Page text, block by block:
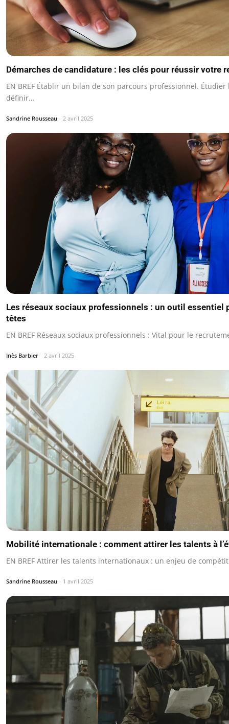
Démarches de candidature : les clés pour réussir votre
EN BREF Établir un bilan de son parcours professionnel. Étudier
définir…
Sandrine Rousseau 2 avril 2025
Les réseaux sociaux professionnels : un outil essentiel
têtes
EN BREF Réseaux sociaux professionnels : Vital pour le
Inès Barbier 2 avril 2025
Mobilité internationale : comment attirer les talents à
EN BREF Attirer les talents internationaux : un enjeu de
Sandrine Rousseau 1 avril 2025